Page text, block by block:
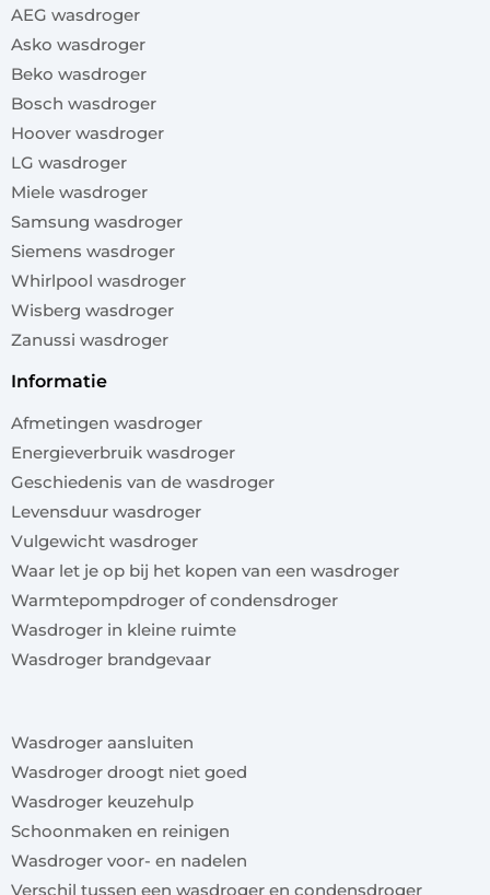
AEG wasdroger
Asko wasdroger
Beko wasdroger
Bosch wasdroger
Hoover wasdroger
LG wasdroger
Miele wasdroger
Samsung wasdroger
Siemens wasdroger
Whirlpool wasdroger
Wisberg wasdroger
Zanussi wasdroger
informatie
Afmetingen wasdroger
Energieverbruik wasdroger
Geschiedenis van de wasdroger
Levensduur wasdroger
Vulgewicht wasdroger
Waar let je op bij het kopen van een wasdroger
Warmtepompdroger of condensdroger
Wasdroger in kleine ruimte
Wasdroger brandgevaar
Wasdroger aansluiten
Wasdroger droogt niet goed
Wasdroger keuzehulp
Schoonmaken en reinigen
Wasdroger voor- en nadelen
Verschil tussen een wasdroger en condensdroger